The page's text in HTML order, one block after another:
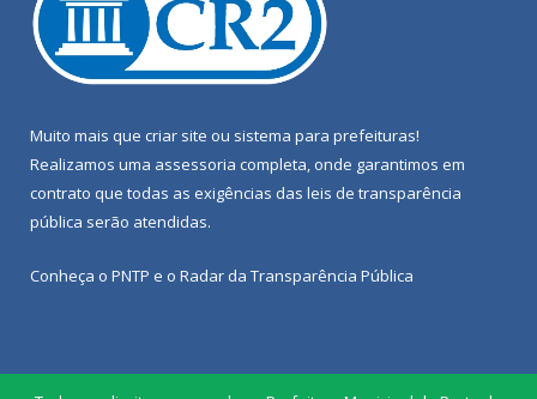
Muito mais que criar site ou sistema para prefeituras!
Realizamos uma assessoria completa, onde garantimos em
contrato que todas as exigências das leis de transparência
pública serão atendidas.
Conheça o PNTP e o Radar da Transparência Pública